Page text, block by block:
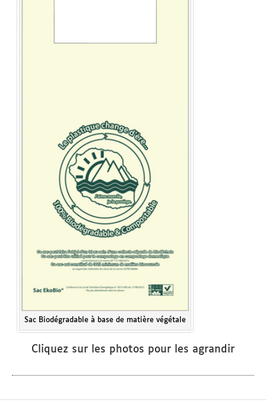
Sac Biodégradable à base de matière végétale
Cliquez sur les photos pour les agrandir